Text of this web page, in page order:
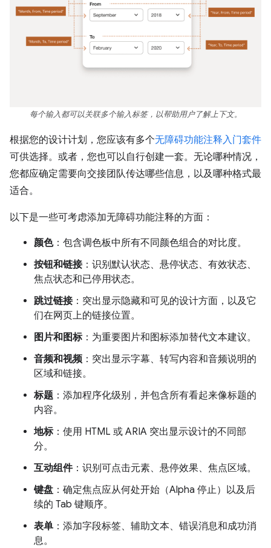
每个输入都可以关联多个输入标签，以帮助用户了解上下文。
根据您的设计计划，您应该有多个无障碍功能注释入门套件
可供选择。或者，您也可以自行创建一套。无论哪种情况，
您都应确定需要向交接团队传达哪些信息，以及哪种格式最
适合。
以下是一些可考虑添加无障碍功能注释的方面：
颜色：包含调色板中所有不同颜色组合的对比度。
按钮和链接：识别默认状态、悬停状态、有效状态、
焦点状态和已停用状态。
跳过链接：突出显示隐藏和可见的设计方面，以及它
们在网页上的链接位置。
图片和图标：为重要图片和图标添加替代文本建议。
音频和视频 ：突出显示字幕、转写内容和音频说明的
区域和链接。
标题 ：添加程序化级别，并包含所有看起来像标题的
内容。
地标：使用 HTML 或 ARIA 突出显示设计的不同部
分。
互动组件：识别可点击元素、悬停效果、焦点区域。
键盘 ：确定焦点应从何处开始（Alpha 停止）以及后
续的 Tab 键顺序。
表单 ：添加字段标签、辅助文本、错误消息和成功消
息。